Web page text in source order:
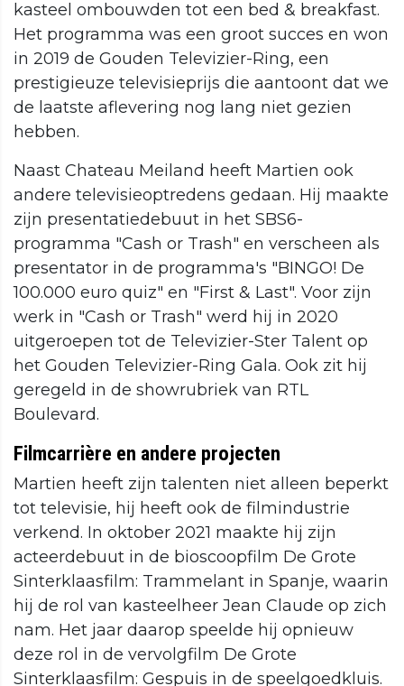
kasteel ombouwden tot een bed & breakfast.
Het programma was een groot succes en won
in 2019 de Gouden Televizier-Ring, een
prestigieuze televisieprijs die aantoont dat we
de laatste aflevering nog lang niet gezien
hebben.
Naast Chateau Meiland heeft Martien ook
andere televisieoptredens gedaan. Hij maakte
zijn presentatiedebuut in het SBS6-
programma "Cash or Trash" en verscheen als
presentator in de programma's "BINGO! De
100.000 euro quiz" en "First & Last". Voor zijn
werk in "Cash or Trash" werd hij in 2020
uitgeroepen tot de Televizier-Ster Talent op
het Gouden Televizier-Ring Gala. Ook zit hij
geregeld in de showrubriek van RTL
Boulevard.
Filmcarrière en andere projecten
Martien heeft zijn talenten niet alleen beperkt
tot televisie, hij heeft ook de filmindustrie
verkend. In oktober 2021 maakte hij zijn
acteerdebuut in de bioscoopfilm De Grote
Sinterklaasfilm: Trammelant in Spanje, waarin
hij de rol van kasteelheer Jean Claude op zich
nam. Het jaar daarop speelde hij opnieuw
deze rol in de vervolgfilm De Grote
Sinterklaasfilm: Gespuis in de speelgoedkluis.